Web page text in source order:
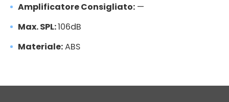
Amplificatore Consigliato: —
Max. SPL:106dB
Materiale:ABS